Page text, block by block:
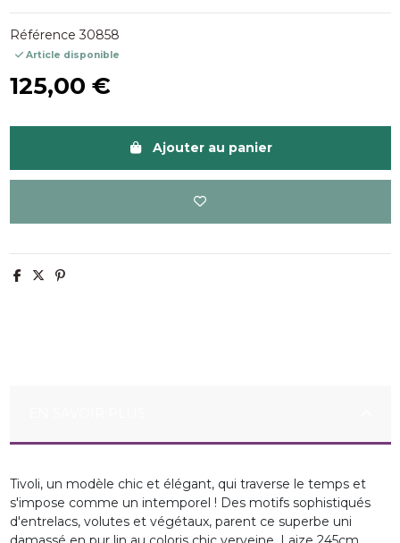
Référence 30858
Article disponible
125,00 €
Ajouter au panier
Tivoli, un modèle chic et élégant, qui traverse le temps et
s'impose comme un intemporel ! Des motifs sophistiqués
d'entrelacs, volutes et végétaux, parent ce superbe uni